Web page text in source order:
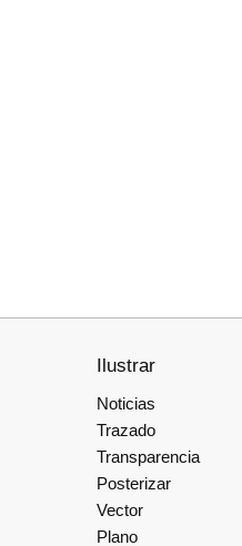
Ilustrar
Noticias
Trazado
Transparencia
Posterizar
Vector
Plano